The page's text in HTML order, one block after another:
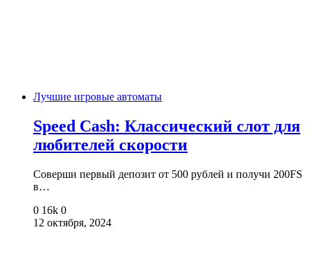
Лучшие игровые автоматы
Speed Cash: Классический слот для
любителей скорости
Соверши первый депозит от 500 рублей и получи 200FS
в…
0 16k 0
12 октября, 2024